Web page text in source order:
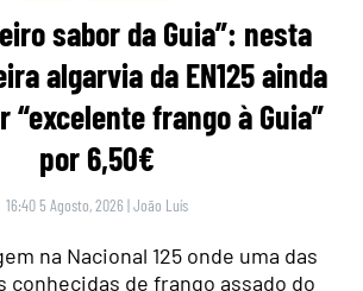
sabor da Guia”: nesta
algarvia da EN125 ainda
“excelente frango à Guia”
por 6,50€
16:40 5 Agosto, 2026 |João Luís
na Nacional 125 onde uma das
conhecidas de frango assado do